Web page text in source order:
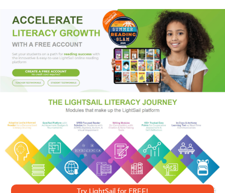
Alberto Cutié habla de la devastadora lucha entre las
promesas que había hecho como sacerdote y el amor por
una mujer. Cutié, que ya había comenzado a sentir
diferencias ideológicas con la Iglesia, de repente tuvo que
cambiar su vida por completo el día que fue fotografiado
en una playa besándose con la mujer que más adelante se
convertiría en su esposa.
Cutié, que en durante años llegó a representar ante el
público una nueva cara para la Iglesia Católica - admirado
y amado por millones- descubrió que ya no se sentía capaz